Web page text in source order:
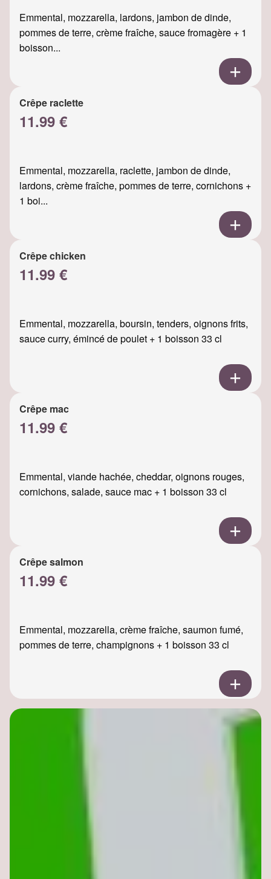
Emmental, mozzarella, lardons, jambon de dinde,
pommes de terre, crème fraîche, sauce fromagère + 1
boisson...
Crêpe raclette
11.99 €
Emmental, mozzarella, raclette, jambon de dinde,
lardons, crème fraîche, pommes de terre, cornichons +
1 boi...
Crêpe chicken
11.99 €
Emmental, mozzarella, boursin, tenders, oignons frits,
sauce curry, émincé de poulet + 1 boisson 33 cl
Crêpe mac
11.99 €
Emmental, viande hachée, cheddar, oignons rouges,
cornichons, salade, sauce mac + 1 boisson 33 cl
Crêpe salmon
11.99 €
Emmental, mozzarella, crème fraîche, saumon fumé,
pommes de terre, champignons + 1 boisson 33 cl